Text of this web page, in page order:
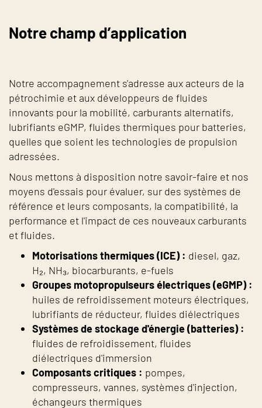
Notre champ d’application
Notre accompagnement s'adresse aux acteurs de la
pétrochimie et aux développeurs de fluides
innovants pour la mobilité, carburants alternatifs,
lubrifiants eGMP, fluides thermiques pour batteries,
quelles que soient les technologies de propulsion
adressées.
Nous mettons à disposition notre savoir-faire et nos
moyens d'essais pour évaluer, sur des systèmes de
référence et leurs composants, la compatibilité, la
performance et l'impact de ces nouveaux carburants
et fluides.
Motorisations thermiques (ICE) : diesel, gaz,
H₂, NH₃, biocarburants, e-fuels
Groupes motopropulseurs électriques (eGMP) :
huiles de refroidissement moteurs électriques,
lubrifiants de réducteur, fluides diélectriques
Systèmes de stockage d'énergie (batteries) :
fluides de refroidissement, fluides
diélectriques d'immersion
Composants critiques : pompes,
compresseurs, vannes, systèmes d'injection,
échangeurs thermiques